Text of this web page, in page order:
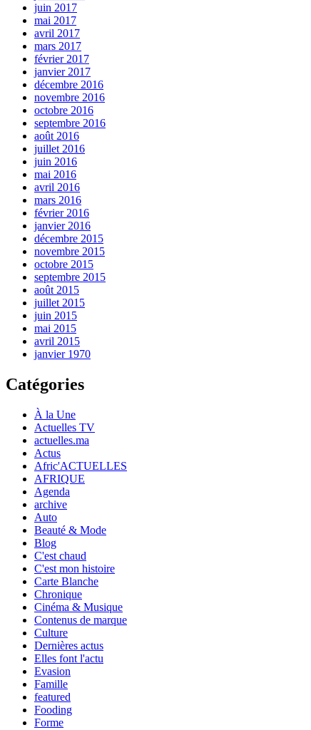
juin 2017
mai 2017
avril 2017
mars 2017
février 2017
janvier 2017
décembre 2016
novembre 2016
octobre 2016
septembre 2016
août 2016
juillet 2016
juin 2016
mai 2016
avril 2016
mars 2016
février 2016
janvier 2016
décembre 2015
novembre 2015
octobre 2015
septembre 2015
août 2015
juillet 2015
juin 2015
mai 2015
avril 2015
janvier 1970
Catégories
À la Une
Actuelles TV
actuelles.ma
Actus
Afric'ACTUELLES
AFRIQUE
Agenda
archive
Auto
Beauté & Mode
Blog
C'est chaud
C'est mon histoire
Carte Blanche
Chronique
Cinéma & Musique
Contenus de marque
Culture
Dernières actus
Elles font l'actu
Evasion
Famille
featured
Fooding
Forme